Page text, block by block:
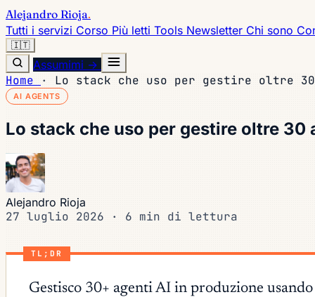
Alejandro Rioja.
Tutti i servizi Corso Più letti Tools Newsletter Chi sono
🇮🇹
Assumimi →
Home · Lo stack che uso per gestire oltre
AI AGENTS
Lo stack che uso per gestire oltre 30
Alejandro Rioja
27 luglio 2026 · 6 min di lettura
TL;DR
Gestisco 30+ agenti AI in produzione